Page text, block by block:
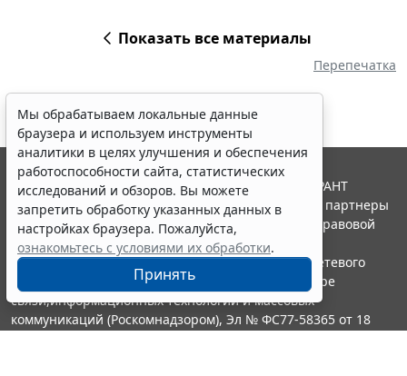
Показать все материалы
Перепечатка
Мы обрабатываем локальные данные
браузера и используем инструменты
аналитики в целях улучшения и обеспечения
работоспособности сайта, статистических
исследований и обзоров. Вы можете
запретить обработку указанных данных в
настройках браузера. Пожалуйста,
ознакомьтесь с условиями их обработки.
Принять
© ООО "НПП "ГАРАНТ-СЕРВИС", 2026. Система ГАРАНТ
выпускается с 1990 года. Компания "Гарант" и ее партнеры
являются участниками Российской ассоциации правовой
информации ГАРАНТ.
Портал ГАРАНТ.РУ зарегистрирован в качестве сетевого
издания Федеральной службой по надзору в сфере
связи,информационных технологий и массовых
коммуникаций (Роскомнадзором), Эл № ФС77-58365 от 18